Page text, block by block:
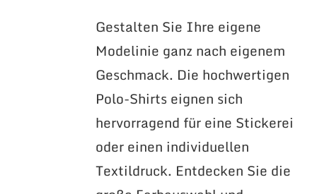
Gestalten Sie Ihre eigene
Modelinie ganz nach eigenem
Geschmack. Die hochwertigen
Polo-Shirts eignen sich
hervorragend für eine Stickerei
oder einen individuellen
Textildruck. Entdecken Sie die